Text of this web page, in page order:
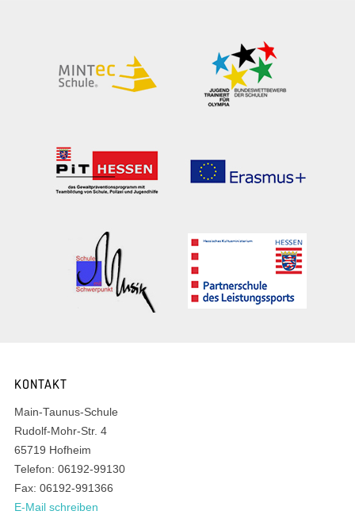
KONTAKT
Main-Taunus-Schule
Rudolf-Mohr-Str. 4
65719 Hofheim
Telefon: 06192-99130
Fax: 06192-991366
E-Mail schreiben